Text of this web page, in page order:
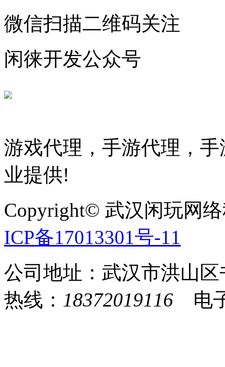
微信扫描二维码关注
闲徕开发公众号
游戏代理，手游代理，
业提供!
Copyright© 武汉闲玩
ICP备17013301号-11
公司地址：武汉市洪山
热线： 18372019116 电